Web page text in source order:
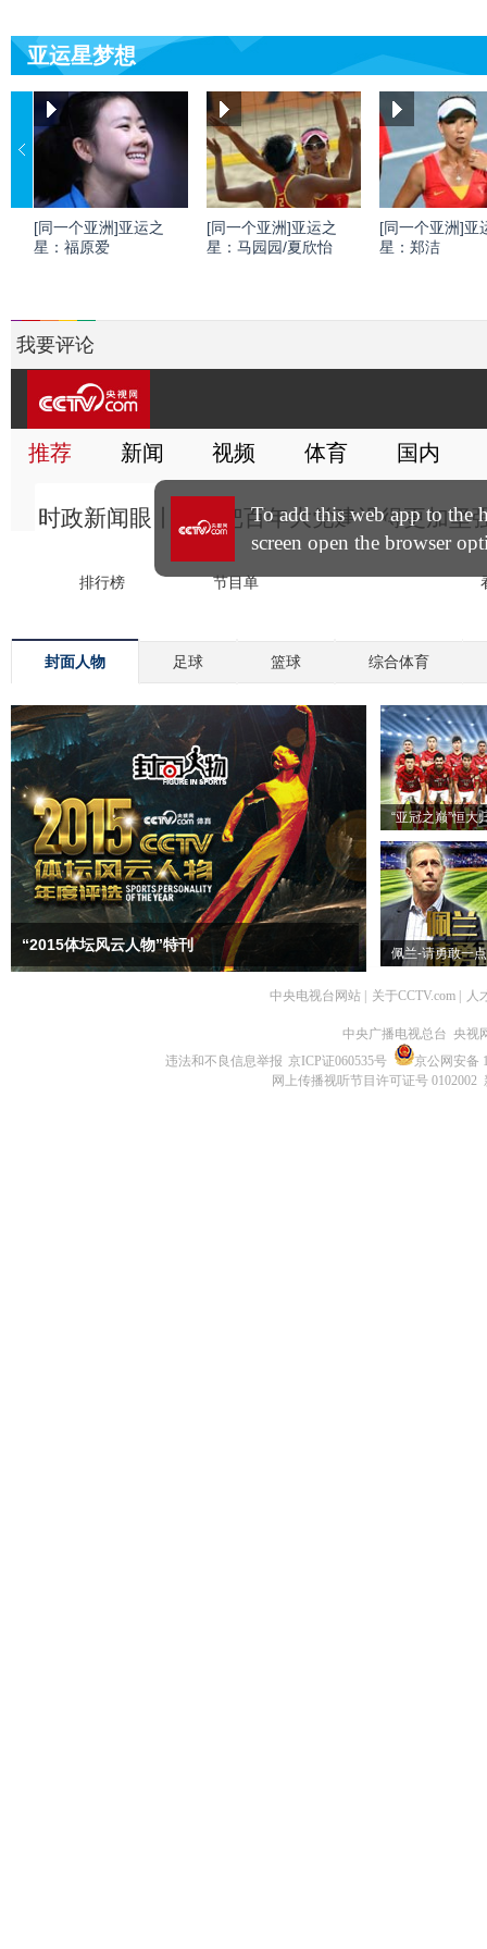
亚运星梦想
[同一个亚洲]亚运之
星：福原爱
[同一个亚洲]亚运之
星：马园园/夏欣怡
[同一个亚洲]亚
星：郑洁
我要评论
封面人物 足球 篮球 综合体育
“2015体坛风云人物”特刊
“亚冠之巅”恒大
佩兰-请勇敢一点
中央电视台网站 关于CCTV.com 人
中央广播电视总台 央视
违法和不良信息举报 京ICP证060535号
京公网安备
网上传播视听节目许可证号 0102002